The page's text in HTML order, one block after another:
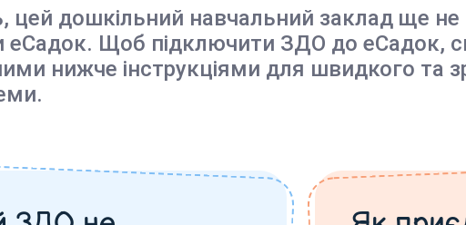
цей дошкільний навчальний заклад ще не
еСадок. Щоб підключити ЗДО до еСадок,
нижче інструкціями для швидкого та